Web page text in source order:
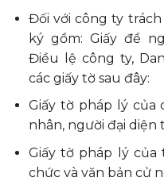
Đối với công ty
ký gồm: Giấy đề
Điều lệ công ty,
các giấy tờ sau đây:
Giấy tờ pháp lý của
nhân, người đại diện
Giấy tờ pháp lý
chức và văn bản cử